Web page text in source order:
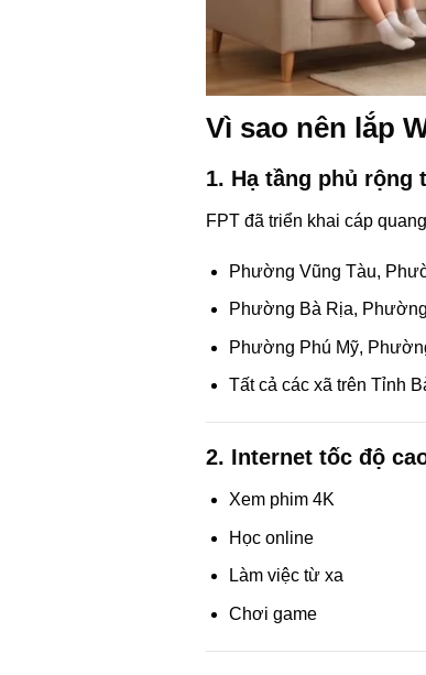
Vì sao nên l ắp
1. Hạ tầng phủ rộng
FPT đã triển khai cáp
Phường Vũng Tàu,
Phường Bà Rịa,
Phường Phú Mỹ,
Tất cả các xã trên Tỉnh
2. Internet tốc độ
Xem phim 4K
Học online
Làm việc từ xa
Chơi game